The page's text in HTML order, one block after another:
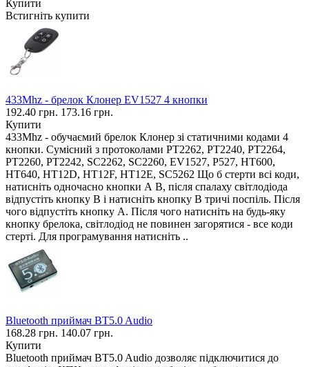
Купити
Встигніть купити
433Mhz - брелок Клонер EV1527 4 кнопки
192.40 грн. 173.16 грн.
Купити
433Mhz - обучаємий брелок Клонер зі статичними кодами 4
кнопки. Сумісний з протоколами PT2262, PT2240, PT2264,
PT2260, PT2242, SC2262, SC2260, EV1527, P527, HT600,
HT640, HT12D, HT12F, HT12E, SC5262 Що б стерти всі коди,
натисніть одночасно кнопки А В, після спалаху світлодіода
відпустіть кнопку В і натисніть кнопку В тричі поспіль. Після
чого відпустіть кнопку А. Після чого натисніть на будь-яку
кнопку брелока, світлодіод не повинен загорятися - все коди
стерті. Для програмування натисніть ..
Bluetooth приймач BT5.0 Audio
168.28 грн. 140.07 грн.
Купити
Bluetooth приймач BT5.0 Audio дозволяє підключитися до